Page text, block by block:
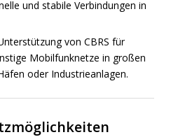
und stabile Verbindungen in
von CBRS für
Mobilfunknetze in großen
oder Industrieanlagen.